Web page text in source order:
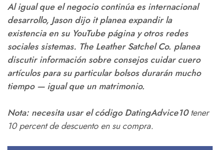
Al igual que el negocio continúa es internacional
desarrollo, Jason dijo it planea expandir la
existencia en su YouTube página y otros redes
sociales sistemas. The Leather Satchel Co. planea
discutir información sobre consejos cuidar cuero
artículos para su particular bolsos durarán mucho
tiempo — igual que un matrimonio.
Nota: necesita usar el códigoDatingAdvice10tener
10 percent de descuento en su compra.